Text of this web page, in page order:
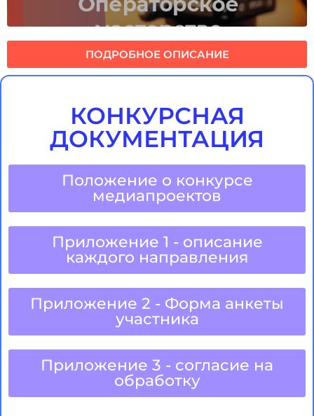
ПОДРОБНОЕ ОПИСАНИЕ
КОНКУРСНАЯ
ДОКУМЕНТАЦИЯ
Положение о конкурсе
медиапроектов
Приложение 1 - описание
каждого направления
Приложение 2 - Форма анкеты
участника
Приложение 3 - согласие на
обработку